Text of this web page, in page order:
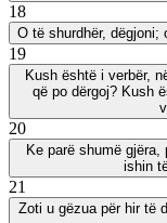
18
O të shurdhër, dëgjoni;
19
Kush është i verbër,
që po dërgoj? Kush
20
Ke parë shumë
ishin
21
Zoti u gëzua për hir të